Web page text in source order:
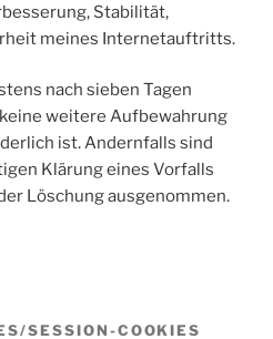
Stabilität,
meines Internetauftritts.
nach sieben Tagen
weitere Aufbewahrung
ist. Andernfalls sind
Klärung eines Vorfalls
Löschung ausgenommen.
SESSION-COOKIES